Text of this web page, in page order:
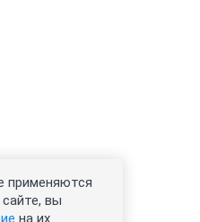
применяются
вы
на их